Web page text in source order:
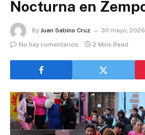
Nocturna en
By Juan Sabino Cruz
30 mayo, 2026
No hay comentarios
2 Mins Read